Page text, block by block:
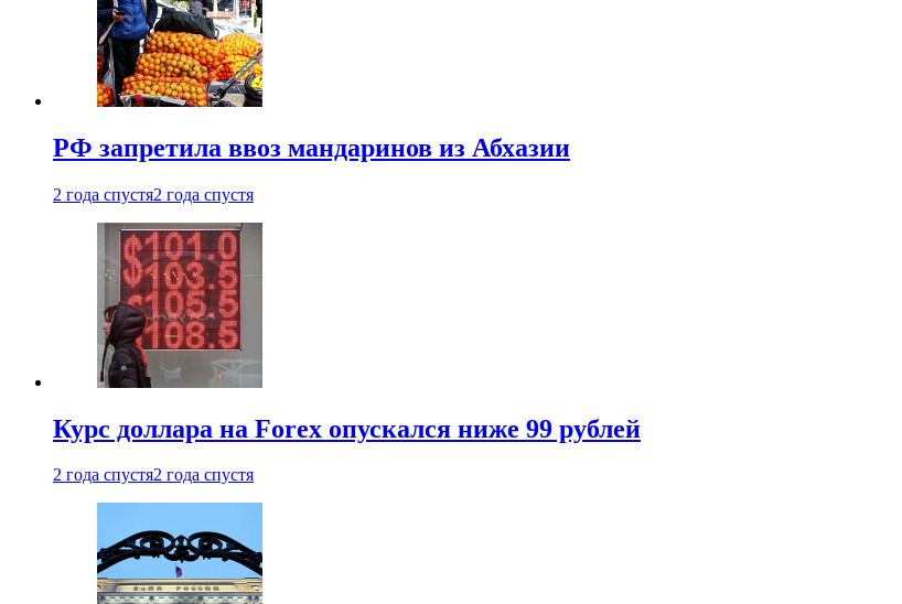
РФ запретила ввоз мандаринов из Абхазии
2 года спустя2 года спустя
Курс доллара на Forex опускался ниже 99 рублей
2 года спустя2 года спустя